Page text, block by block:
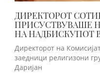
ДИРЕКТОРОТ
ПРИСУСТВУВАШЕ
НА НАДБИСКУПОТ
Директорот на
заедници религизони
Даријан